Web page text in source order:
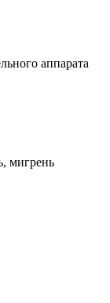
аппарата
мигрень